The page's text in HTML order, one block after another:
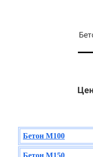
Бетон М100